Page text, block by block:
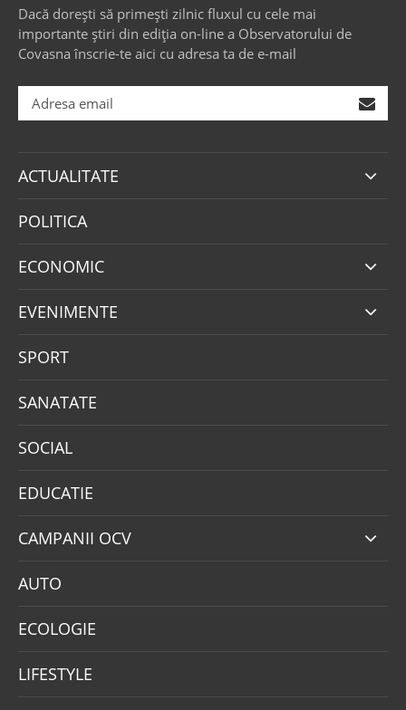
Dacă dorești să primești zilnic fluxul cu cele mai
importante știri din ediția on-line a Observatorului de
Covasna înscrie-te aici cu adresa ta de e-mail
ACTUALITATE
POLITICA
ECONOMIC
EVENIMENTE
SPORT
SANATATE
SOCIAL
EDUCATIE
CAMPANII OCV
AUTO
ECOLOGIE
LIFESTYLE